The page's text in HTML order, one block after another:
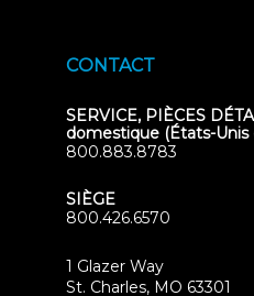
CONTACT
SERVICE, PIÈCES
domestique (États-Unis
800.883.8783
SIÈGE
800.426.6570
1 Glazer Way
St. Charles, MO 63301